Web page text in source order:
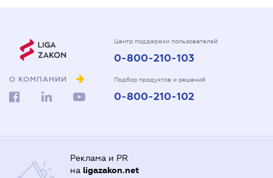
О КОМПАНИИ
Центр поддержки пользователей
0-800-210-103
Подбор продуктов и решений
0-800-210-102
Реклама и PR
на ligazakon.net